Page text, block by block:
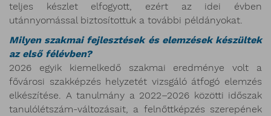
teljes készlet elfogyott, ezért az idei évben
utánnyomással biztosítottuk a további példányokat.
Milyen szakmai fejlesztések és elemzések készültek
az első félévben?
2026 egyik kiemelkedő szakmai eredménye volt a
fővárosi szakképzés helyzetét vizsgáló átfogó elemzés
elkészítése. A tanulmány a 2022–2026 közötti időszak
tanulólétszám-változásait, a felnőttképzés szerepének